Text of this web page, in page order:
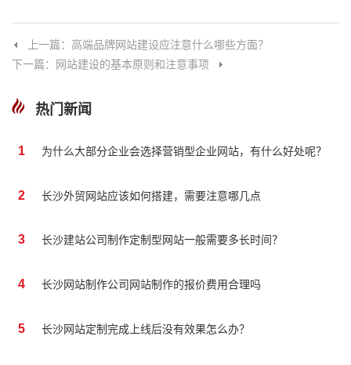
上一篇：高端品牌网站建设应注意什么哪些方面？
下一篇：网站建设的基本原则和注意事项
热门新闻
1 为什么大部分企业会选择营销型企业网站，有什么好处呢？
2 长沙外贸网站应该如何搭建，需要注意哪几点
3 长沙建站公司制作定制型网站一般需要多长时间？
4 长沙网站制作公司网站制作的报价费用合理吗
5 长沙网站定制完成上线后没有效果怎么办？